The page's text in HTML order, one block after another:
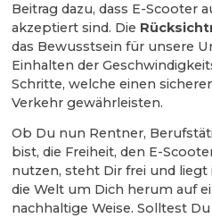
Beitrag dazu, dass E-Scooter
akzeptiert sind. Die
das Bewusstsein für unsere
Einhalten der
Schritte, welche einen
Verkehr gewährleisten.
Ob Du nun Rentner,
bist, die Freiheit, den E-
nutzen, steht Dir frei und liegt
die Welt um Dich herum auf
nachhaltige Weise. Solltest